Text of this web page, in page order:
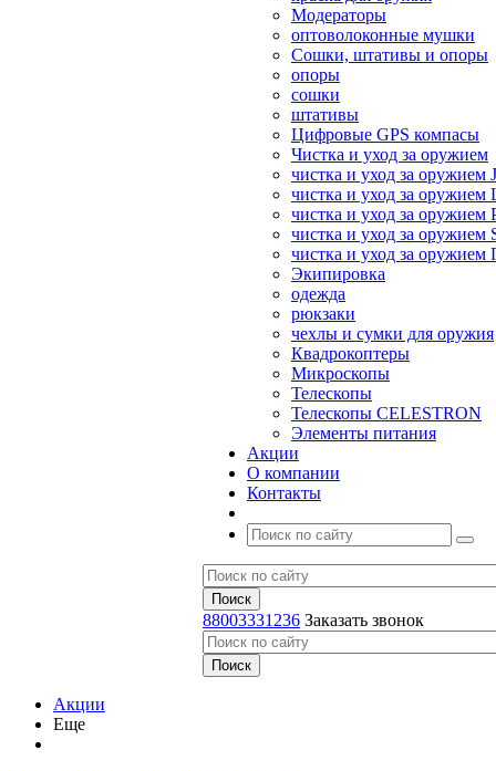
Модераторы
оптоволоконные мушки
Сошки, штативы и опоры
опоры
сошки
штативы
Цифровые GPS компасы
Чистка и уход за оружием
чистка и уход за оружием
чистка и уход за оружием
чистка и уход за оружием
чистка и уход за оружием
чистка и уход за
Экипировка
одежда
рюкзаки
чехлы и сумки для оружия
Квадрокоптеры
Микроскопы
Телескопы
Телескопы CELESTRON
Элементы питания
Акции
О компании
Контакты
88003331236 Заказать звонок
Акции
Еще